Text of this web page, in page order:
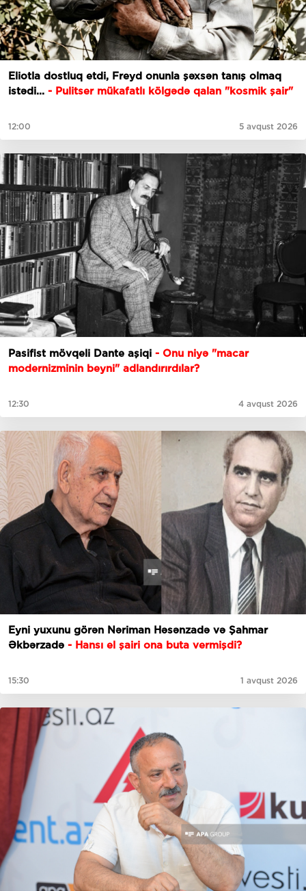
Eliotla dostluq etdi, Freyd onunla şəxsən tanış olmaq
istədi... - Pulitser mükafatlı kölgədə qalan "kosmik şair"
12:00 5 avqust 2026
Pasifist mövqeli Dante aşiqi - Onu niyə "macar
modernizminin beyni" adlandırırdılar?
12:30 4 avqust 2026
Eyni yuxunu görən Nəriman Həsənzadə və Şahmar
Əkbərzadə - Hansı el şairi ona buta vermişdi?
15:30 1 avqust 2026